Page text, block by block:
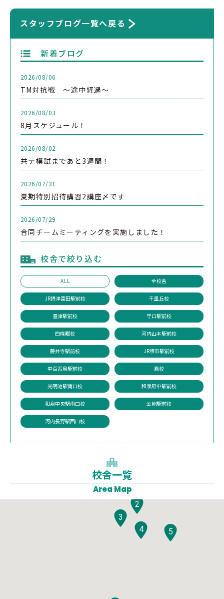
スタッフブログ一覧へ戻る
新着ブログ
2026/08/06
TM対抗戦 ～途中経過～
2026/08/03
8月スケジュール！
2026/08/02
共テ模試まであと3週間！
2026/07/31
夏期特別招待講習2講座〆です
2026/07/29
合同チームミーティングを実施しました！
校舎で絞り込む
ALL 全校舎
JR摂津富田駅前校 千里丘校
豊津駅前校 守口駅前校
四條畷校 河内山本駅前校
藤井寺駅前校 JR堺市駅前校
中百舌鳥駅前校 鳳校
光明池駅南口校 和泉府中駅前校
和泉中央駅南口校 金剛駅前校
河内長野駅西口校
校舎一覧
Area Map
1
2
3
4
5